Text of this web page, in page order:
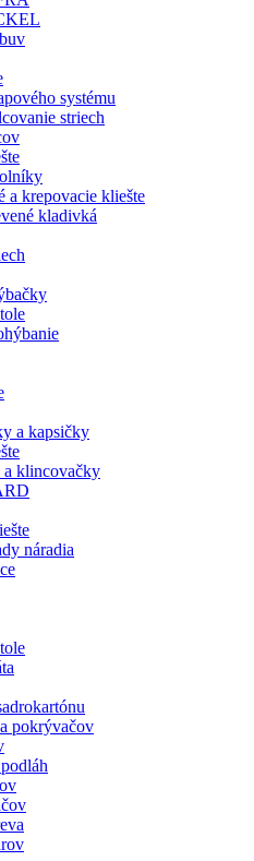
systému
striech
a krepovacie kliešte
kladivká
a kapsičky
a klincovačky
náradia
pokrývačov